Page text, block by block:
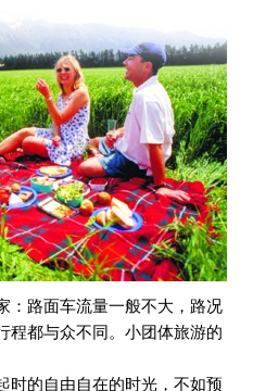
：路面车流量一般不大，路况
程都与众不同。小团体旅游的
时的自由自在的时光，不如预